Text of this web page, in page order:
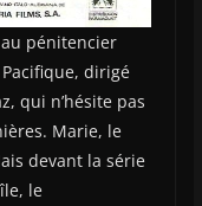
pénitencier
dirigé
qui n’hésite pas
Marie, le
devant la série
le